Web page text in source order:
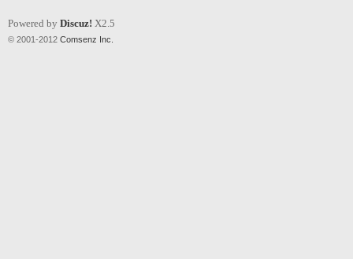
Powered by Discuz! X2.5
© 2001-2012 Comsenz Inc.